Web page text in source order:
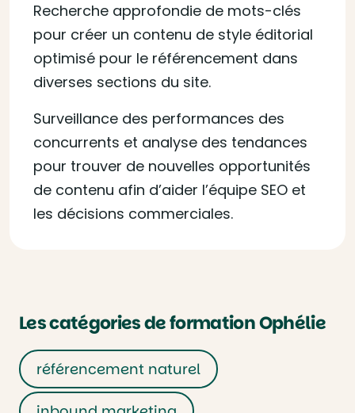
Recherche approfondie de mots-clés
pour créer un contenu de style éditorial
optimisé pour le référencement dans
diverses sections du site.
Surveillance des performances des
concurrents et analyse des tendances
pour trouver de nouvelles opportunités
de contenu afin d’aider l’équipe SEO et
les décisions commerciales.
Les catégories de formation Ophélie
référencement naturel